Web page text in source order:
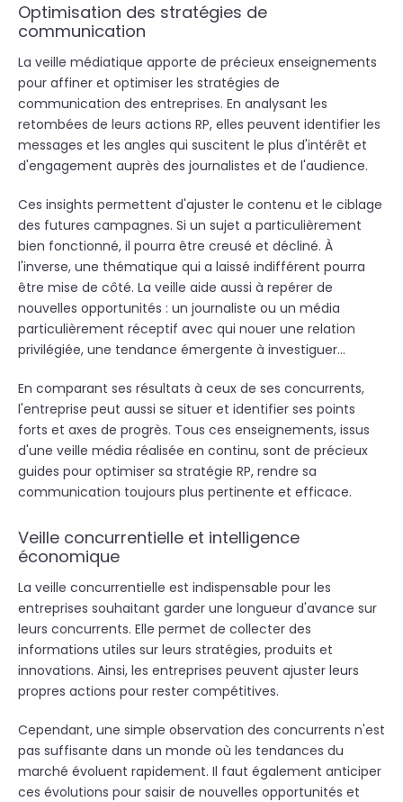
Optimisation des stratégies de
communication
La veille médiatique apporte de précieux enseignements
pour affiner et optimiser les stratégies de
communication des entreprises. En analysant les
retombées de leurs actions RP, elles peuvent identifier les
messages et les angles qui suscitent le plus d'intérêt et
d'engagement auprès des journalistes et de l'audience.
Ces insights permettent d'ajuster le contenu et le ciblage
des futures campagnes. Si un sujet a particulièrement
bien fonctionné, il pourra être creusé et décliné. À
l'inverse, une thématique qui a laissé indifférent pourra
être mise de côté. La veille aide aussi à repérer de
nouvelles opportunités : un journaliste ou un média
particulièrement réceptif avec qui nouer une relation
privilégiée, une tendance émergente à investiguer...
En comparant ses résultats à ceux de ses concurrents,
l'entreprise peut aussi se situer et identifier ses points
forts et axes de progrès. Tous ces enseignements, issus
d'une veille média réalisée en continu, sont de précieux
guides pour optimiser sa stratégie RP, rendre sa
communication toujours plus pertinente et efficace.
Veille concurrentielle et intelligence
économique
La veille concurrentielle est indispensable pour les
entreprises souhaitant garder une longueur d'avance sur
leurs concurrents. Elle permet de collecter des
informations utiles sur leurs stratégies, produits et
innovations. Ainsi, les entreprises peuvent ajuster leurs
propres actions pour rester compétitives.
Cependant, une simple observation des concurrents n'est
pas suffisante dans un monde où les tendances du
marché évoluent rapidement. Il faut également anticiper
ces évolutions pour saisir de nouvelles opportunités et